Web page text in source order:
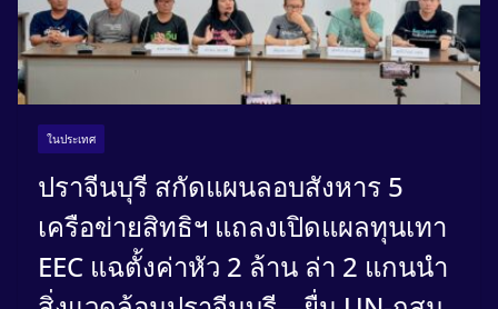
ในประเทศ
ปราจีนบุรี สกัดแผนลอบสังหาร 5
เครือข่ายสิทธิฯ แถลงเปิดแผลทุนเทา
EEC แฉตั้งค่าหัว 2 ล้าน ล่า 2 แกนนำ